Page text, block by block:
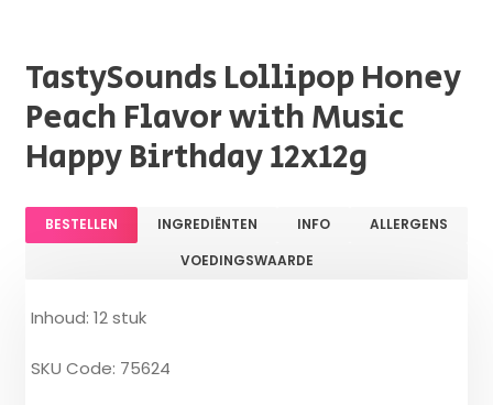
TastySounds Lollipop Honey
Peach Flavor with Music
Happy Birthday 12x12g
BESTELLEN INGREDIËNTEN INFO
ALLERGENS
VOEDINGSWAARDE
Inhoud: 12 stuk
SKU Code: 75624